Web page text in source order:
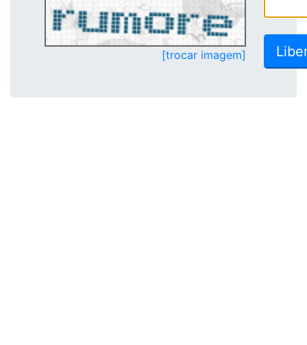
[trocar imagem]